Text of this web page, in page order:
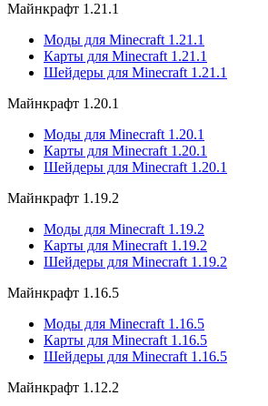
Майнкрафт 1.21.1
Моды для Minecraft 1.21.1
Карты для Minecraft 1.21.1
Шейдеры для Minecraft 1.21.1
Майнкрафт 1.20.1
Моды для Minecraft 1.20.1
Карты для Minecraft 1.20.1
Шейдеры для Minecraft 1.20.1
Майнкрафт 1.19.2
Моды для Minecraft 1.19.2
Карты для Minecraft 1.19.2
Шейдеры для Minecraft 1.19.2
Майнкрафт 1.16.5
Моды для Minecraft 1.16.5
Карты для Minecraft 1.16.5
Шейдеры для Minecraft 1.16.5
Майнкрафт 1.12.2